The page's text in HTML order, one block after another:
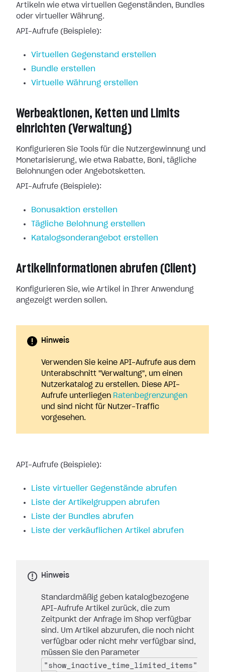
Artikeln wie etwa virtuellen Gegenständen, Bundles
oder virtueller Währung.
API-Aufrufe (Beispiele):
Virtuellen Gegenstand erstellen
Bundle erstellen
Virtuelle Währung erstellen
Werbeaktionen, Ketten und Limits
einrichten (Verwaltung)
Konfigurieren Sie Tools für die Nutzergewinnung und
Monetarisierung, wie etwa Rabatte, Boni, tägliche
Belohnungen oder Angebotsketten.
API-Aufrufe (Beispiele):
Bonusaktion erstellen
Tägliche Belohnung erstellen
Katalogsonderangebot erstellen
Artikelinformationen abrufen (Client)
Konfigurieren Sie, wie Artikel in Ihrer Anwendung
angezeigt werden sollen.
Hinweis
Verwenden Sie keine API-Aufrufe aus dem
Unterabschnitt "Verwaltung", um einen
Nutzerkatalog zu erstellen. Diese API-
Aufrufe unterliegen Ratenbegrenzungen
und sind nicht für Nutzer-Traffic
vorgesehen.
API-Aufrufe (Beispiele):
Liste virtueller Gegenstände abrufen
Liste der Artikelgruppen abrufen
Liste der Bundles abrufen
Liste der verkäuflichen Artikel abrufen
Hinweis
Standardmäßig geben katalogbezogene
API-Aufrufe Artikel zurück, die zum
Zeitpunkt der Anfrage im Shop verfügbar
sind. Um Artikel abzurufen, die noch nicht
verfügbar oder nicht mehr verfügbar sind,
müssen Sie den Parameter
"show_inactive_time_limited_items"